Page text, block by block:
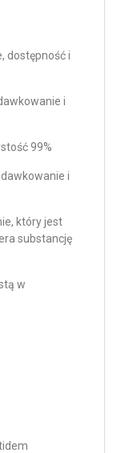
dostępność i
i
99%
i
który jest
substancję
w